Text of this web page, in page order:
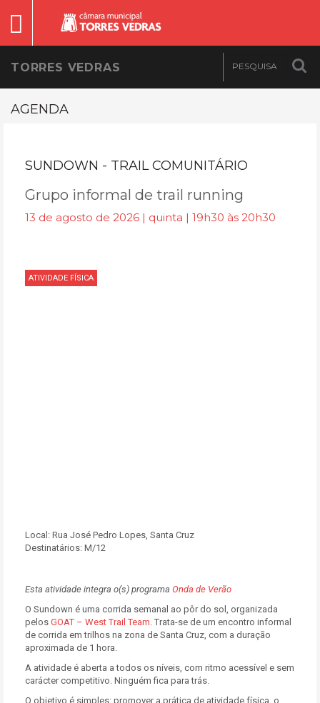
TORRES VEDRAS
AGENDA
SUNDOWN - TRAIL COMUNITÁRIO
Grupo informal de trail running
13 de agosto de 2026 | quinta | 19h30 às 20h30
ATIVIDADE FÍSICA
Local: Rua José Pedro Lopes, Santa Cruz
Destinatários: M/12
Esta atividade integra o(s) programa Onda de Verão
O Sundown é uma corrida semanal ao pôr do sol, organizada
pelos GOAT – West Trail Team. Trata-se de um encontro informal
de corrida em trilhos na zona de Santa Cruz, com a duração
aproximada de 1 hora.
A atividade é aberta a todos os níveis, com ritmo acessível e sem
carácter competitivo. Ninguém fica para trás.
O objetivo é simples: promover a prática de atividade física, o